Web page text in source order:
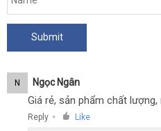
N Ngọc Ngân
Giá rẻ, sản phẩm chất
Reply ● Like